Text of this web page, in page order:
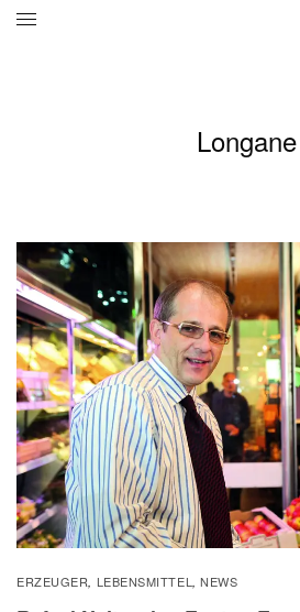
Longane
ERZEUGER, LEBENSMITTEL,NEWS